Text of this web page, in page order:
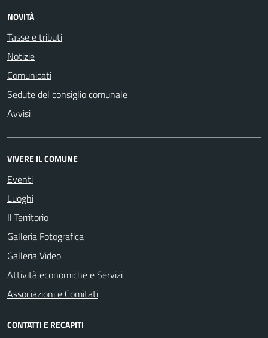
NOVITÀ
Tasse e tributi
Notizie
Comunicati
Sedute del consiglio comunale
Avvisi
VIVERE IL COMUNE
Eventi
Luoghi
Il Territorio
Galleria Fotografica
Galleria Video
Attività economiche e Servizi
Associazioni e Comitati
CONTATTI E RECAPITI